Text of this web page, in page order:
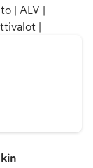
| ALV |
|